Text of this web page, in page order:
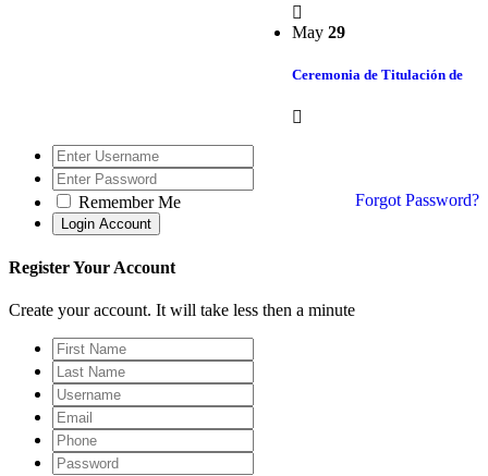
May 29
Ceremonia de Titulación de
Remember Me Forgot Password?
Register Your Account
Create your account. It will take less then a minute